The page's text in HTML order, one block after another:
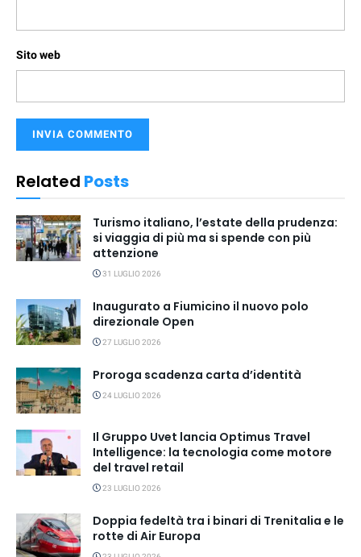
Sito web
Related Posts
Turismo italiano, l’estate della prudenza:
si viaggia di più ma si spende con più
attenzione
31 LUGLIO 2026
Inaugurato a Fiumicino il nuovo polo
direzionale Open
27 LUGLIO 2026
Proroga scadenza carta d’identità
24 LUGLIO 2026
Il Gruppo Uvet lancia Optimus Travel
Intelligence: la tecnologia come motore
del travel retail
23 LUGLIO 2026
Doppia fedeltà tra i binari di Trenitalia e le
rotte di Air Europa